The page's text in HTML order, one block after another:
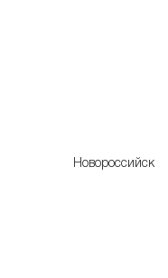
Новороссийск